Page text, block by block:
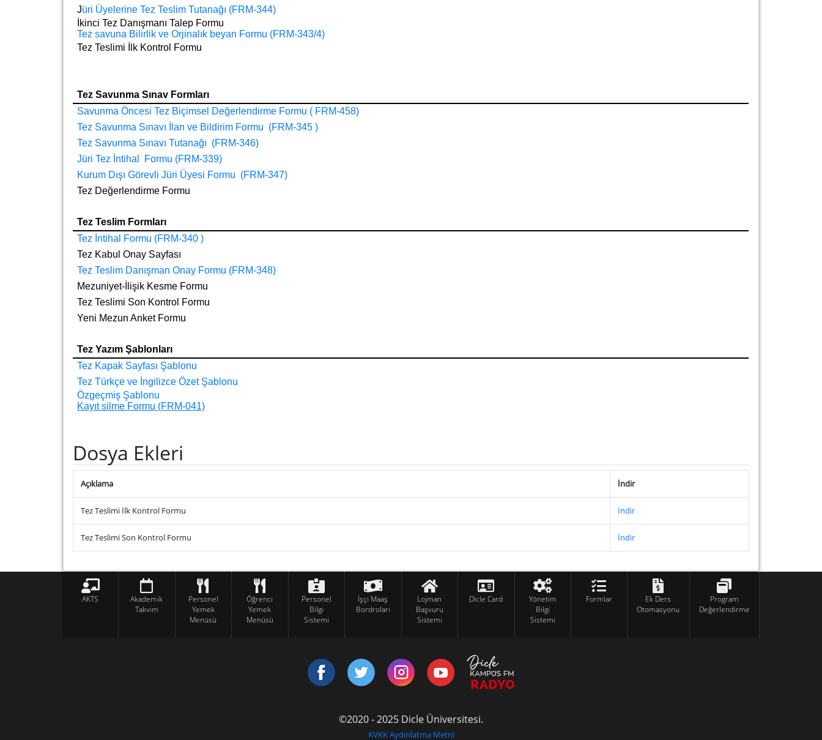
Jüri Üyelerine Tez Teslim Tutanağı (FRM-344)
İkinci Tez Danışmanı Talep Formu
Tez savuna Bilirlik ve Orjinalık beyan Formu (FRM-343/4)
Tez Teslimi İlk Kontrol Formu
Tez Savunma Sınav Formları
Savunma Öncesi Tez Biçimsel Değerlendirme Formu ( FRM-458)
Tez Savunma Sınavı İlan ve Bildirim Formu (FRM-345 )
Tez Savunma Sınavı Tutanağı (FRM-346)
Jüri Tez İntihal Formu (FRM-339)
Kurum Dışı Görevli Jüri Üyesi Formu (FRM-347)
Tez Değerlendirme Formu
Tez Teslim Formları
Tez İntihal Formu (FRM-340 )
Tez Kabul Onay Sayfası
Tez Teslim Danışman Onay Formu (FRM-348)
Mezuniyet-İlişik Kesme Formu
Tez Teslimi Son Kontrol Formu
Yeni Mezun Anket Formu
Tez Yazım Şablonları
Tez Kapak Sayfası Şablonu
Tez Türkçe ve İngilizce Özet Şablonu
Özgeçmiş Şablonu
Kayıt silme Formu (FRM-041)
Dosya Ekleri
Açıklama İndir
Tez Teslimi İlk Kontrol Formu İndir
Tez Teslimi Son Kontrol Formu İndir
AKTS
Akademik
Takvim
Personel
Yemek
Menüsü
Öğrenci
Yemek
Menüsü
Personel
Bilgi
Sistemi
İşçi Maaş
Bordroları
Lojman
Başvuru
Sistemi
Dicle Card
Yönetim
Bilgi
Sistemi
Formlar
Ek Ders
Otomasyonu
Program
Değerlendirme
©2020 - 2025 Dicle Üniversitesi.
KVKK Aydınlatma Metni